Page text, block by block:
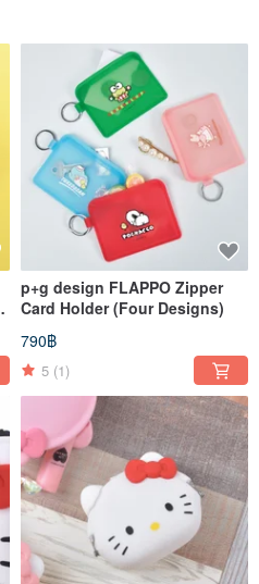
p+g design FLAPPO Zipper
Card Holder (Four Designs)
790฿
5 (1)